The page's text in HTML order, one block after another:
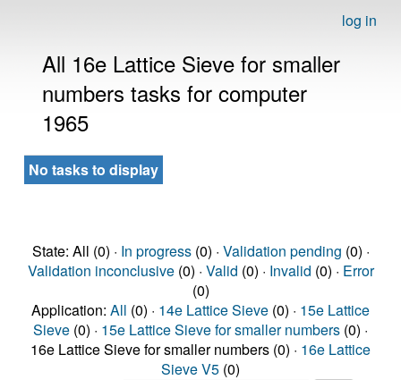
log in
All 16e Lattice Sieve for smaller
numbers tasks for computer
1965
No tasks to display
State: All (0) · In progress(0) · Validation pending (0) ·
Validation inconclusive(0) · Valid (0) · Invalid (0) · Error
(0)
Application: All (0) · 14e Lattice Sieve (0) · 15e Lattice
Sieve (0) · 15e Lattice Sieve for smaller numbers (0) ·
16e Lattice Sieve for smaller numbers (0) · 16e Lattice
Sieve V5 (0)